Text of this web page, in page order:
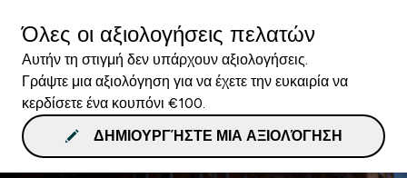
Όλες οι αξιολογήσεις πελατών
Αυτήν τη στιγμή δεν υπάρχουν αξιολογήσεις.
Γράψτε μια αξιολόγηση για να έχετε την ευκαιρία να
κερδίσετε ένα κουπόνι €100.
ΔΗΜΙΟΥΡΓΉΣΤΕ ΜΙΑ ΑΞΙΟΛΌΓΗΣΗ